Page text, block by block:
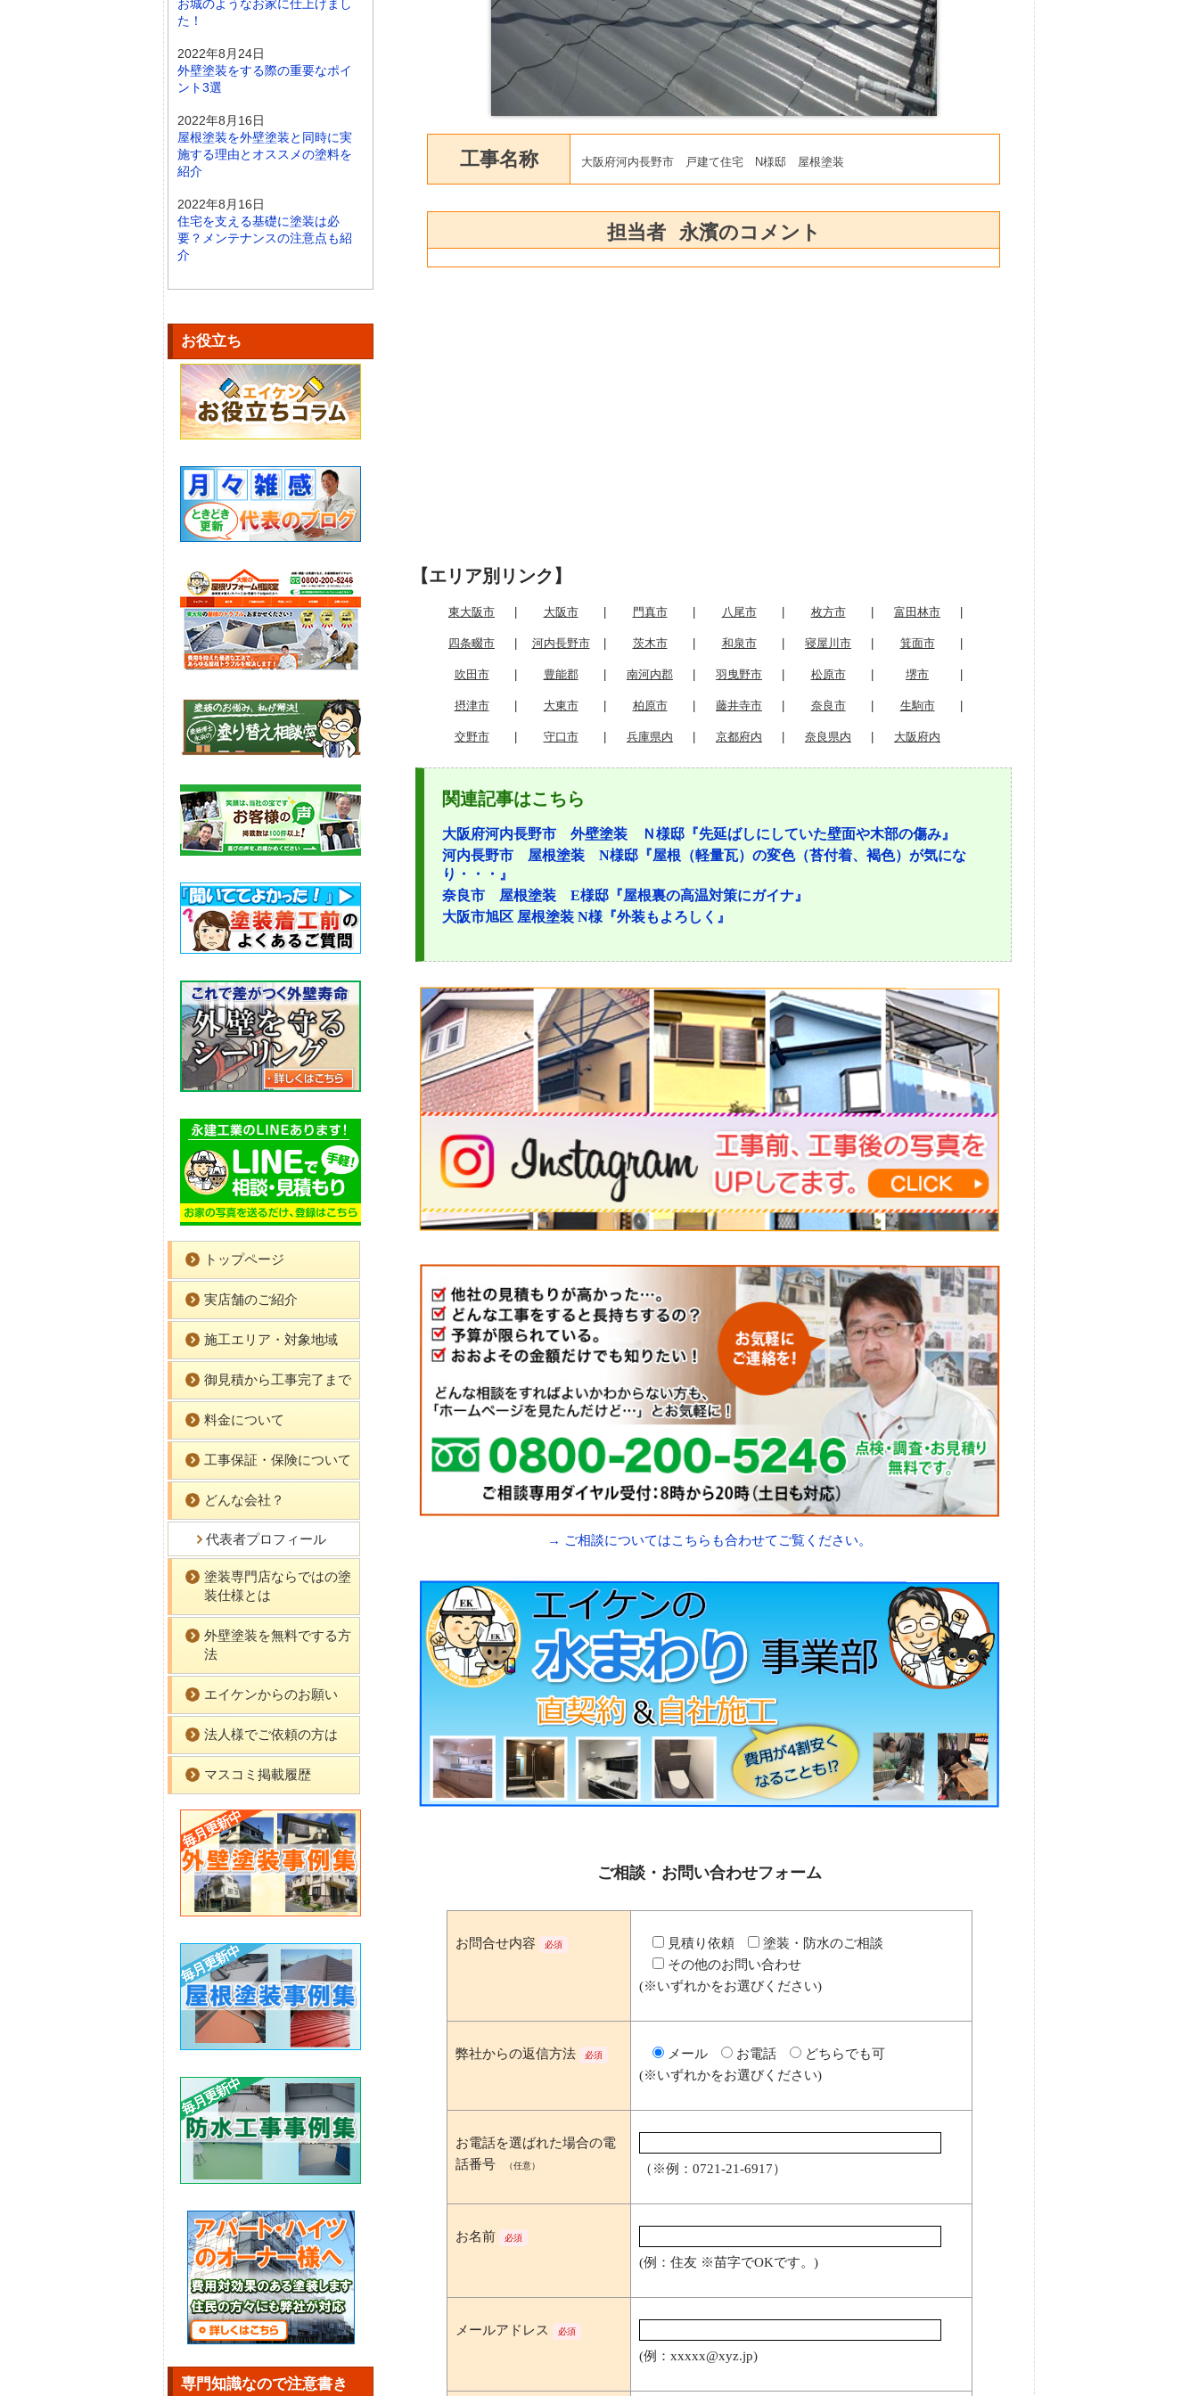
工事名称 大阪府河内長野市 戸建て住宅 N様邸 屋根塗装
担当者 永濱のコメント
【エリア別リンク】
東大阪市 大阪市 門真市 八尾市 枚方市 富田林市
四条畷市 河内長野市 茨木市 和泉市 寝屋川市 箕面市
吹田市 豊能郡 南河内郡 羽曳野市 松原市 堺市
摂津市 大東市 柏原市 藤井寺市 奈良市 生駒市
交野市 守口市 兵庫県内 京都府内 奈良県内 大阪府内
関連記事はこちら
大阪府河内長野市 外壁塗装 Ｎ様邸『先延ばしにしていた壁面や木部の傷み』
河内長野市 屋根塗装 N様邸『屋根（軽量瓦）の変色（苔付着、褐色）が気にな
り・・・』
奈良市 屋根塗装 E様邸『屋根裏の高温対策にガイナ』
大阪市旭区 屋根塗装 N様『外装もよろしく』
→ ご相談についてはこちらも合わせてご覧ください。
ご相談・お問い合わせフォーム
お問合せ内容 必須 見積り依頼
塗装・防水のご相談
その他のお問い合わせ
(※いずれかをお選びください)
弊社からの返信方法 必須 メール お電話
どちらでも可
(※いずれかをお選びください)
お電話を選ばれた場合の電
話番号
（任意） （※例：0721-21-6917）
お名前 必須
(例：住友 ※苗字でOKです。)
メールアドレス 必須
(例：xxxxx@xyz.jp)
お城のようなお家に仕上げまし
た！
2022年8月24日
外壁塗装をする際の重要なポイ
ント3選
2022年8月16日
屋根塗装を外壁塗装と同時に実
施する理由とオススメの塗料を
紹介
2022年8月16日
住宅を支える基礎に塗装は必
要？メンテナンスの注意点も紹
介
お役立ち
トップページ
実店舗のご紹介
施工エリア・対象地域
御見積から工事完了まで
料金について
工事保証・保険について
どんな会社？
代表者プロフィール
塗装専門店ならではの塗
装仕様とは
外壁塗装を無料でする方
法
エイケンからのお願い
法人様でご依頼の方は
マスコミ掲載履歴
専門知識なので注意書き